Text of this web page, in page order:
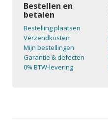
Bestellen en
betalen
Bestelling plaatsen
Verzendkosten
Mijn bestellingen
Garantie & defecten
0% BTW-levering